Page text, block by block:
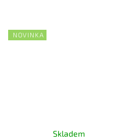
NOVINKA
Skladem